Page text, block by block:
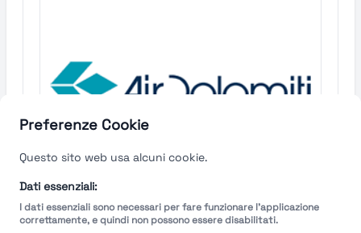
Preferenze Cookie
Questo sito web usa alcuni cookie.
Dati essenziali:
I dati essenziali sono necessari per fare funzionare l'applicazione
correttamente, e quindi non possono essere disabilitati.